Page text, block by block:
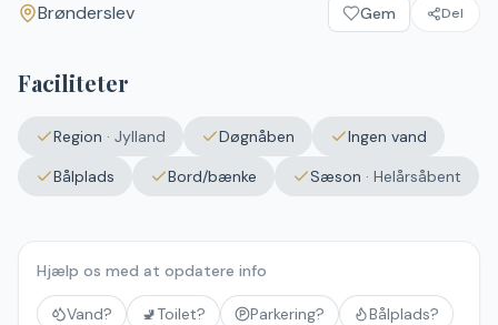
Upload et
godkendelse.
billede
Ingen fil valgt
Brønderslev Gem Del
Faciliteter
Region · Jylland Døgnåben
Ingen vand
Bålplads
Bord/bænke Sæson · Helårsåbent
Hjælp os med at opdatere info
Vand? 🚽Toilet? Parkering?
Bålplads?